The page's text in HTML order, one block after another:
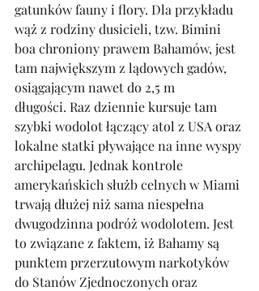
gatunków fauny i flory. Dla przykładu
wąż z rodziny dusicieli, tzw. Bimini
boa chroniony prawem Bahamów, jest
tam największym z lądowych gadów,
osiągającym nawet do 2,5 m
długości. Raz dziennie kursuje tam
szybki wodolot łączący atol z USA oraz
lokalne statki pływające na inne wyspy
archipelagu. Jednak kontrole
amerykańskich służb celnych w Miami
trwają dłużej niż sama niespełna
dwugodzinna podróż wodolotem. Jest
to związane z faktem, iż Bahamy są
punktem przerzutowym narkotyków
do Stanów Zjednoczonych oraz